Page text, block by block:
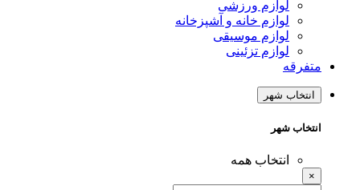
لوازم ورزشی
لوازم خانه و آشپزخانه
لوازم موسیقی
لوازم تزئینی
متفرقه
انتخاب شهر
انتخاب شهر
انتخاب همه
×